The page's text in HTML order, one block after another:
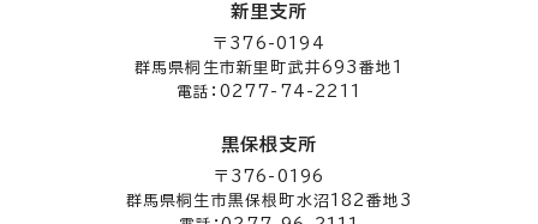
新里支所
〒376-0194
群馬県桐生市新里町武井693番地1
電話：0277-74-2211
黒保根支所
〒376-0196
群馬県桐生市黒保根町水沼182番地3